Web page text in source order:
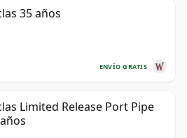
35 años
ENVÍO GRATIS
Limited Release Port Pipe